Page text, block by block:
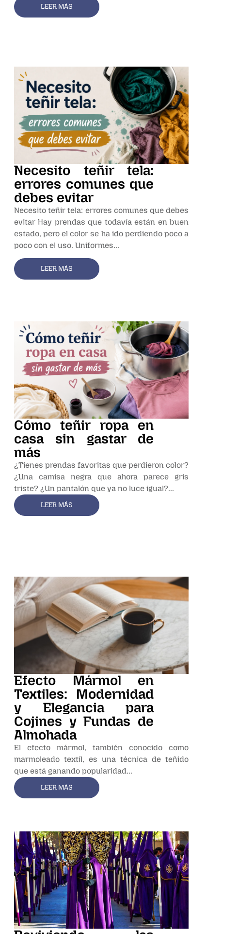
LEER MÁS
Necesito teñir tela:
errores comunes que
debes evitar
Necesito teñir tela: errores comunes que debes
evitar Hay prendas que todavía están en buen
estado, pero el color se ha ido perdiendo poco a
poco con el uso. Uniformes...
LEER MÁS
Cómo teñir ropa en
casa sin gastar de
más
¿Tienes prendas favoritas que perdieron color?
¿Una camisa negra que ahora parece gris
triste? ¿Un pantalón que ya no luce igual?...
LEER MÁS
Efecto Mármol en
Textiles: Modernidad
y Elegancia para
Cojines y Fundas de
Almohada
El efecto mármol, también conocido como
marmoleado textil, es una técnica de teñido
que está ganando popularidad...
LEER MÁS